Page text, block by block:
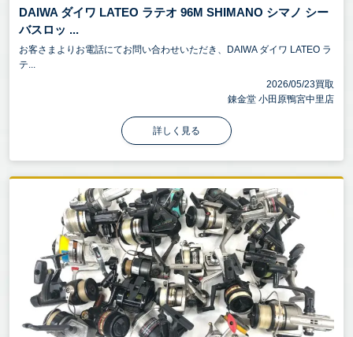
DAIWA ダイワ LATEO ラテオ 96M SHIMANO シマノ シー
バスロッ ...
お客さまよりお電話にてお問い合わせいただき、DAIWA ダイワ LATEO ラ
テ...
2026/05/23買取
錬金堂 小田原鴨宮中里店
詳しく見る